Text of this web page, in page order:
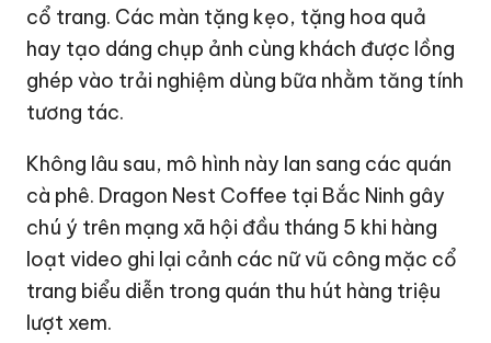
cổ trang. Các màn tặng kẹo, tặng hoa quả
hay tạo dáng chụp ảnh cùng khách được lồng
ghép vào trải nghiệm dùng bữa nhằm tăng tính
tương tác.
Không lâu sau, mô hình này lan sang các quán
cà phê. Dragon Nest Coffee tại Bắc Ninh gây
chú ý trên mạng xã hội đầu tháng 5 khi hàng
loạt video ghi lại cảnh các nữ vũ công mặc cổ
trang biểu diễn trong quán thu hút hàng triệu
lượt xem.